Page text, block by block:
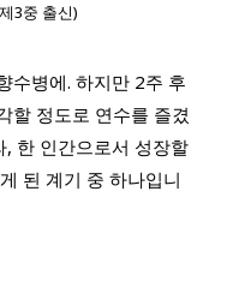
3중 출신)
수병에. 하지만 2주 후
할 정도로 연수를 즐겼
한 인간으로서 성장할
된 계기 중 하나입니